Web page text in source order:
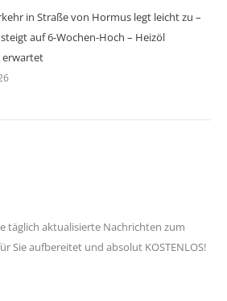
in Straße von Hormus legt leicht zu –
steigt auf 6-Wochen-Hoch – Heizöl
erwartet
täglich aktualisierte Nachrichten zum
Sie aufbereitet und absolut KOSTENLOS!